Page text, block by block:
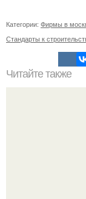
Категории: Фирмы в
Стандарты к
Читайте также